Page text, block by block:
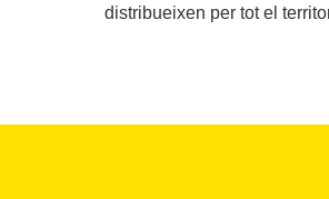
distribueixen per tot el